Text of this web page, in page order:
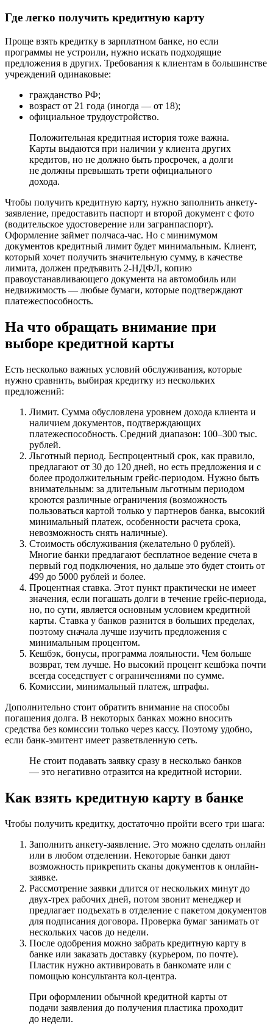
Где легко получить кредитную карту
Проще взять кредитку в зарплатном банке, но если
программы не устроили, нужно искать подходящие
предложения в других. Требования к клиентам в большинстве
учреждений одинаковые:
гражданство РФ;
возраст от 21 года (иногда — от 18);
официальное трудоустройство.
Положительная кредитная история тоже важна.
Карты выдаются при наличии у клиента других
кредитов, но не должно быть просрочек, а долги
не должны превышать трети официального
дохода.
Чтобы получить кредитную карту, нужно заполнить анкету-
заявление, предоставить паспорт и второй документ с фото
(водительское удостоверение или загранпаспорт).
Оформление займет полчаса-час. Но с минимумом
документов кредитный лимит будет минимальным. Клиент,
который хочет получить значительную сумму, в качестве
лимита, должен предъявить 2-НДФЛ, копию
правоустанавливающего документа на автомобиль или
недвижимость — любые бумаги, которые подтверждают
платежеспособность.
На что обращать внимание при
выборе кредитной карты
Есть несколько важных условий обслуживания, которые
нужно сравнить, выбирая кредитку из нескольких
предложений:
Лимит. Сумма обусловлена уровнем дохода клиента и
наличием документов, подтверждающих
платежеспособность. Средний диапазон: 100–300 тыс.
рублей.
Льготный период. Беспроцентный срок, как правило,
предлагают от 30 до 120 дней, но есть предложения и с
более продолжительным грейс-периодом. Нужно быть
внимательным: за длительным льготным периодом
кроются различные ограничения (возможность
пользоваться картой только у партнеров банка, высокий
минимальный платеж, особенности расчета срока,
невозможность снять наличные).
Стоимость обслуживания (желательно 0 рублей).
Многие банки предлагают бесплатное ведение счета в
первый год подключения, но дальше это будет стоить от
499 до 5000 рублей и более.
Процентная ставка. Этот пункт практически не имеет
значения, если погашать долги в течение грейс-периода,
но, по сути, является основным условием кредитной
карты. Ставка у банков разнится в больших пределах,
поэтому сначала лучше изучить предложения с
минимальным процентом.
Кешбэк, бонусы, программа лояльности. Чем больше
возврат, тем лучше. Но высокий процент кешбэка почти
всегда соседствует с ограничениями по сумме.
Комиссии, минимальный платеж, штрафы.
Дополнительно стоит обратить внимание на способы
погашения долга. В некоторых банках можно вносить
средства без комиссии только через кассу. Поэтому удобно,
если банк-эмитент имеет разветвленную сеть.
Не стоит подавать заявку сразу в несколько банков
— это негативно отразится на кредитной истории.
Как взять кредитную карту в банке
Чтобы получить кредитку, достаточно пройти всего три шага:
Заполнить анкету-заявление. Это можно сделать онлайн
или в любом отделении. Некоторые банки дают
возможность прикрепить сканы документов к онлайн-
заявке.
Рассмотрение заявки длится от нескольких минут до
двух-трех рабочих дней, потом звонит менеджер и
предлагает подъехать в отделение с пакетом документов
для подписания договора. Проверка бумаг занимать от
нескольких часов до недели.
После одобрения можно забрать кредитную карту в
банке или заказать доставку (курьером, по почте).
Пластик нужно активировать в банкомате или с
помощью консультанта кол-центра.
При оформлении обычной кредитной карты от
подачи заявления до получения пластика проходит
до недели.